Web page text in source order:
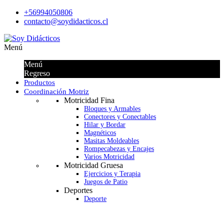
+56994050806
contacto@soydidacticos.cl
Menú
Menú
Regreso
Productos
Coordinación Motriz
Motricidad Fina
Bloques y Armables
Conectores y Conectables
Hilar y Bordar
Magnéticos
Masitas Moldeables
Rompecabezas y Encajes
Varios Motricidad
Motricidad Gruesa
Ejercicios y Terapia
Juegos de Patio
Deportes
Deporte